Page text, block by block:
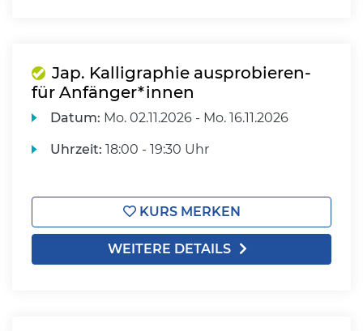
Jap. Kalligraphie ausprobieren-
für Anfänger*innen
Datum: Mo. 02.11.2026 - Mo. 16.11.2026
Uhrzeit: 18:00 - 19:30 Uhr
KURS MERKEN
WEITERE DETAILS